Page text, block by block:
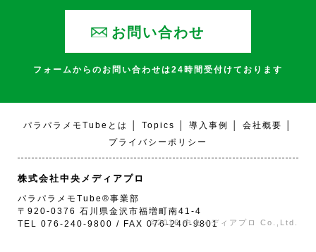
お問い合わせ
フォームからのお問い合わせは24時間受付けております
パラパラメモTubeとは Topics 導入事例 会社概要
プライバシーポリシー
株式会社中央メディアプロ
パラパラメモTube®事業部
〒920-0376 石川県金沢市福増町南41-4
TEL 076-240-9800 / FAX 076-240-9801©2016 中央メディアプロ Co.,Ltd.